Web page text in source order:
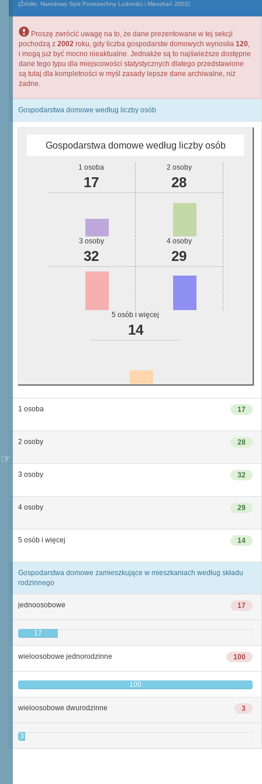
(Źródło: Narodowy Spis Powszechny Ludności i Mieszkań 2002)
Proszę zwrócić uwagę na to, że dane prezentowane w tej sekcji
pochodzą z 2002 roku, gdy liczba gospodarstw domowych wynosiła 120,
i mogą już być mocno nieaktualne. Jednakże są to najświeższe dostępne
dane tego typu dla miejscowości statystycznych dlatego przedstawione
są tutaj dla kompletności w myśl zasady lepsze dane archiwalne, niż
żadne.
Gospodarstwa domowe według liczby osób
Gospodarstwa domowe według liczby osób
1 osoba
17
2 osoby
28
3 osoby
32
4 osoby
29
5 osób i więcej
14
17
1 osoba
28
2 osoby
32
3 osoby
29
4 osoby
14
5 osób i więcej
Gospodarstwa domowe zamieszkujące w mieszkaniach według składu
rodzinnego
17
jednoosobowe
17
100
wieloosobowe jednorodzinne
100
3
wieloosobowe dwurodzinne
3